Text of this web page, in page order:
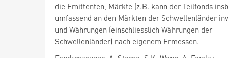
die Emittenten, Märkte (z.B. kann der Teilfonds
umfassend an den Märkten der Schwellenländer
und Währungen (einschliesslich Währungen der
Schwellenländer) nach eigenem Ermessen.